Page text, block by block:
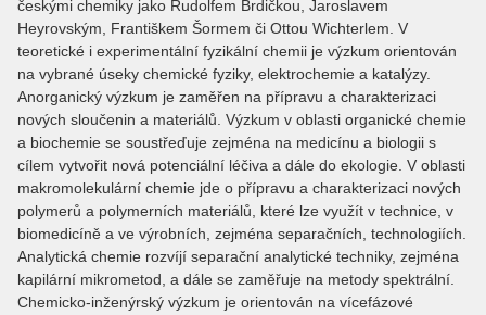
českými chemiky jako Rudolfem Brdičkou, Jaroslavem
Heyrovským, Františkem Šormem či Ottou Wichterlem. V
teoretické i experimentální fyzikální chemii je výzkum orientován
na vybrané úseky chemické fyziky, elektrochemie a katalýzy.
Anorganický výzkum je zaměřen na přípravu a charakterizaci
nových sloučenin a materiálů. Výzkum v oblasti organické chemie
a biochemie se soustřeďuje zejména na medicínu a biologii s
cílem vytvořit nová potenciální léčiva a dále do ekologie. V oblasti
makromolekulární chemie jde o přípravu a charakterizaci nových
polymerů a polymerních materiálů, které lze využít v technice, v
biomedicíně a ve výrobních, zejména separačních, technologiích.
Analytická chemie rozvíjí separační analytické techniky, zejména
kapilární mikrometod, a dále se zaměřuje na metody spektrální.
Chemicko-inženýrský výzkum je orientován na vícefázové